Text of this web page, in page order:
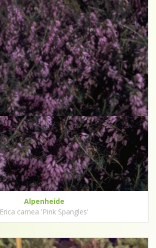
Alpenheide
Erica carnea 'Pink Spangles'